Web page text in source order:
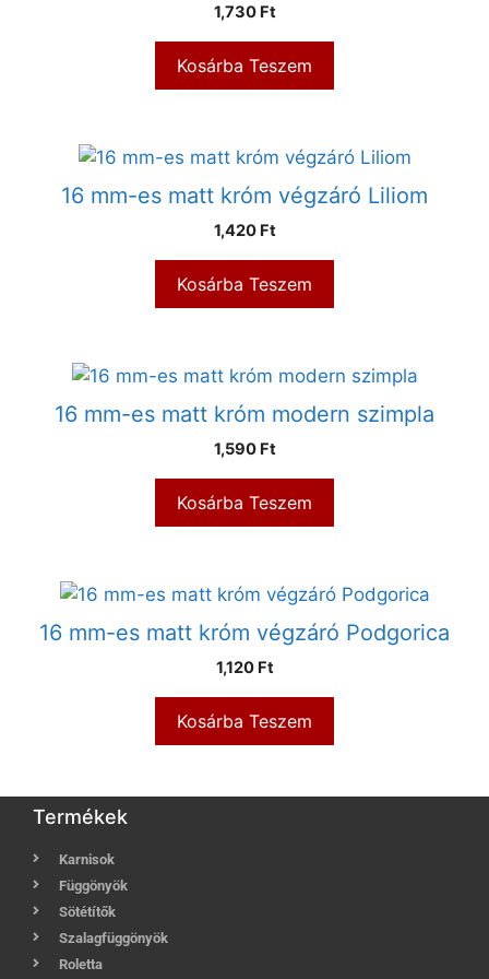
1,730 Ft
Kosárba Teszem
16 mm-es matt króm végzáró Liliom
1,420 Ft
Kosárba Teszem
16 mm-es matt króm modern szimpla
1,590 Ft
Kosárba Teszem
16 mm-es matt króm végzáró Podgorica
1,120 Ft
Kosárba Teszem
Termékek
Karnisok
Függönyök
Sötétítők
Szalagfüggönyök
Roletta